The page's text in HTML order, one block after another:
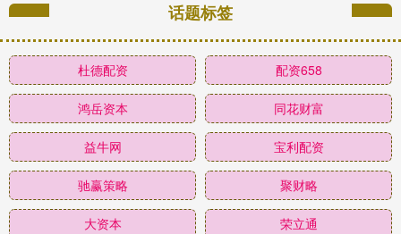
话题标签
杜德配资 配资658
鸿岳资本 同花财富
益牛网 宝利配资
驰赢策略 聚财略
大资本 荣立通